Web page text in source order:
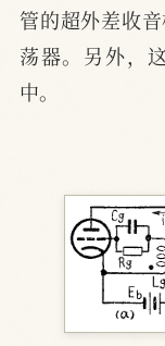
管的超外差收
荡器。另外，
中。